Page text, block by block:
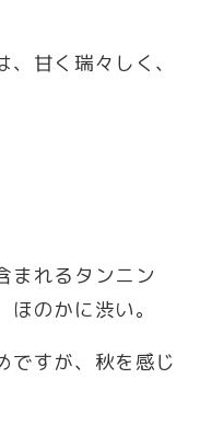
甘く瑞々しく、
まれるタンニン
ほのかに渋い。
ですが、秋を感じ